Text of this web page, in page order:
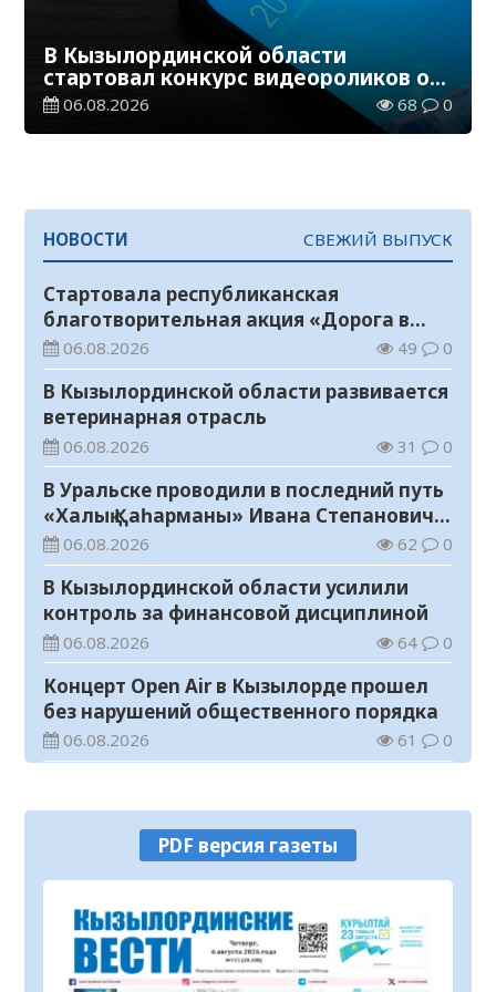
В Кызылординской области
стартовал конкурс видеороликов о
семейных ценностях и Конституции
06.08.2026 68 0
НОВОСТИ СВЕЖИЙ ВЫПУСК
Стартовала республиканская
благотворительная акция «Дорога в
школу»
06.08.2026 49 0
В Кызылординской области развивается
ветеринарная отрасль
06.08.2026 31 0
В Уральске проводили в последний путь
«Халық Қаһарманы» Ивана Степановича
Гапича
06.08.2026 62 0
В Кызылординской области усилили
контроль за финансовой дисциплиной
06.08.2026 64 0
Концерт Open Air в Кызылорде прошел
без нарушений общественного порядка
06.08.2026 61 0
конкурс видеороликов о семейных
ценностях и Конституции
06.08.2026
Соблюдение правил пожарной
безопасности – обязанность каждого
гражданина
06.08.2026 28
Состоялось заседание республиканской
PDF версия газеты